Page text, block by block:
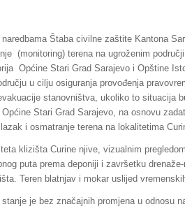
naredbama Štaba civilne zaštite Kantona
(monitoring) terena na ugroženim
Općine Stari Grad Sarajevo i Opštine
u cilju osiguranja provođenja
stanovništva, ukoliko to situacija
Stari Grad Sarajevo, na osnovu
i osmatranje terena na lokalitetima
klizišta Curine njive, vizualnim
puta prema deponiji i završetku
Teren blatnjav i mokar uslijed
je bez značajnih promjena u odnosu